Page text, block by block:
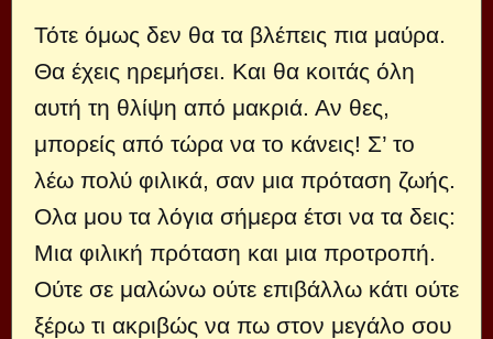
Τότε όμως δεν θα τα βλέπεις πια μαύρα.
Θα έχεις ηρεμήσει. Και θα κοιτάς όλη
αυτή τη θλίψη από μακριά. Αν θες,
μπορείς από τώρα να το κάνεις! Σ’ το
λέω πολύ φιλικά, σαν μια πρόταση ζωής.
Ολα μου τα λόγια σήμερα έτσι να τα δεις:
Μια φιλική πρόταση και μια προτροπή.
Ούτε σε μαλώνω ούτε επιβάλλω κάτι ούτε
ξέρω τι ακριβώς να πω στον μεγάλο σου